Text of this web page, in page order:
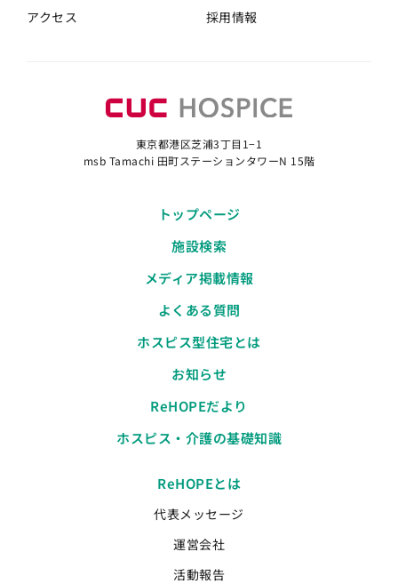
アクセス
採用情報
東京都港区芝浦3丁目1−1
msb Tamachi 田町ステーションタワーN 15階
トップページ
施設検索
メディア掲載情報
よくある質問
ホスピス型住宅とは
お知らせ
ReHOPEだより
ホスピス・介護の基礎知識
ReHOPEとは
代表メッセージ
運営会社
活動報告